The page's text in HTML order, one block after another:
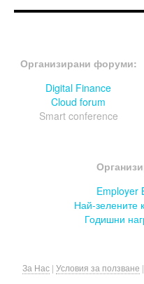
Организирани форуми:
Digital Finance
Cloud forum
Smart conference
Employer
Най-зелените
Годишни
За Нас | Условия за ползване |